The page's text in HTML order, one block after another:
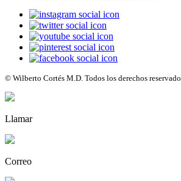
© Wilberto Cortés M.D. Todos los derechos
Llamar
Correo